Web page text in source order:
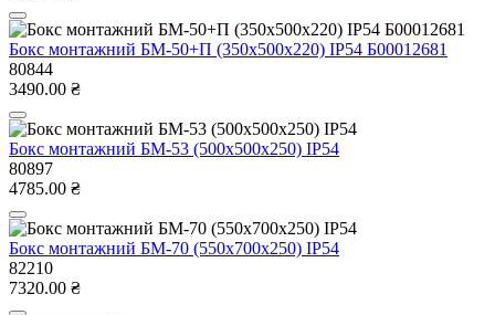
Бокс монтажний БМ-50+П (350х500х220) IP54 Б00012681
80844
3490.00 ₴
Бокс монтажний БМ-53 (500х500х250) IP54
80897
4785.00 ₴
Бокс монтажний БМ-70 (550х700х250) IP54
82210
7320.00 ₴